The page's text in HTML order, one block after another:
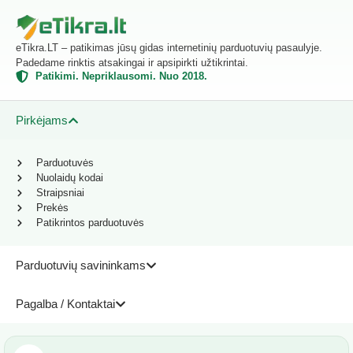
eTikra.LT – patikimas jūsų gidas internetinių parduotuvių pasaulyje.
Padedame rinktis atsakingai ir apsipirkti užtikrintai.
Patikimi. Nepriklausomi. Nuo 2018.
Pirkėjams
Parduotuvių savininkams
Pagalba / Kontaktai
Parduotuvės
Nuolaidų kodai
Straipsniai
Prekės
Patikrintos parduotuvės